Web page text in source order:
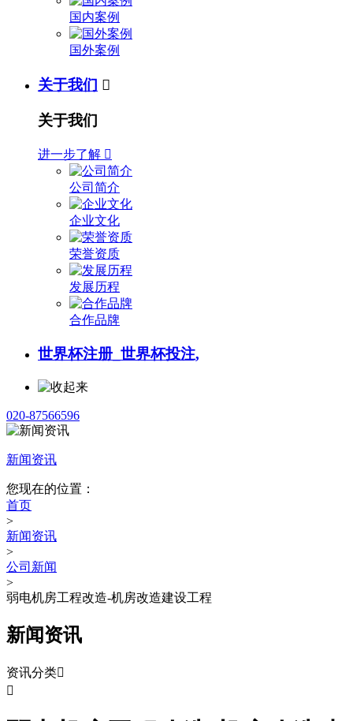
国内案例
国外案例
关于我们 
关于我们
进一步了解 
公司简介
企业文化
荣誉资质
发展历程
合作品牌
世界杯注册_世界杯投注,
020-87566596
新闻资讯
您现在的位置：
首页
>
新闻资讯
>
公司新闻
>
弱电机房工程改造-机房改造建设工程
新闻资讯
资讯分类
